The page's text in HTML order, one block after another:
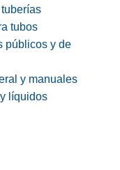
tubos
públicos y de
y manuales
líquidos